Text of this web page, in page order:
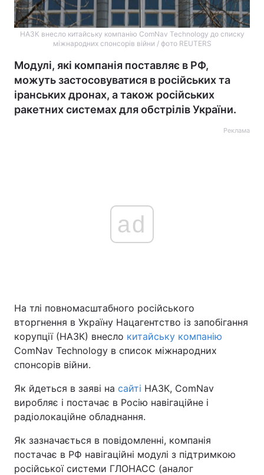
НАЗК внесло китайську компанію ComNav Technology до списку
міжнародних спонсорів війни / фото REUTERS
Модулі, які компанія поставляє в РФ,
можуть застосовуватися в російських та
іранських дронах, а також російських
ракетних системах для обстрілів України.
Реклама
ad
На тлі повномасштабного російського
вторгнення в Україну Нацагентство із запобігання
корупції (НАЗК) внесло китайську компанію
ComNav Technology в список міжнародних
спонсорів війни.
Як йдеться в заяві на сайті НАЗК, ComNav
виробляє і постачає в Росію навігаційне і
радіолокаційне обладнання.
Як зазначається в повідомленні, компанія
постачає в РФ навігаційні модулі з підтримкою
російської системи ГЛОНАСС (аналог